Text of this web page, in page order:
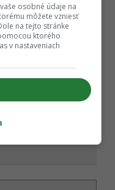
osobné údaje na
môžete vzniesť
na tejto stránke
ktorého
v nastaveniach